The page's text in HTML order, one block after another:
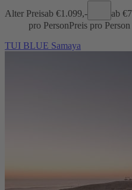
Alter Preisab €1.099,- ab €
pro PersonPreis pro Person
TUI BLUE Samaya